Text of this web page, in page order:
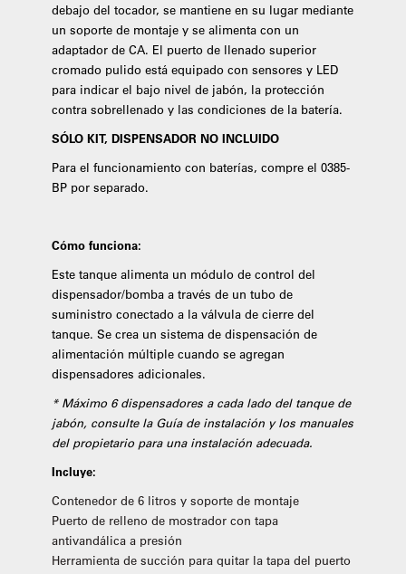
debajo del tocador, se mantiene en su lugar mediante
un soporte de montaje y se alimenta con un
adaptador de CA. El puerto de llenado superior
cromado pulido está equipado con sensores y LED
para indicar el bajo nivel de jabón, la protección
contra sobrellenado y las condiciones de la batería.
SÓLO KIT, DISPENSADOR NO INCLUIDO
Para el funcionamiento con baterías, compre el 0385-
BP por separado.
Cómo funciona:
Este tanque alimenta un módulo de control del
dispensador/bomba a través de un tubo de
suministro conectado a la válvula de cierre del
tanque. Se crea un sistema de dispensación de
alimentación múltiple cuando se agregan
dispensadores adicionales.
* Máximo 6 dispensadores a cada lado del tanque de
jabón, consulte la Guía de instalación y los manuales
del propietario para una instalación adecuada.
Incluye:
Contenedor de 6 litros y soporte de montaje
Puerto de relleno de mostrador con tapa
antivandálica a presión
Herramienta de succión para quitar la tapa del puerto